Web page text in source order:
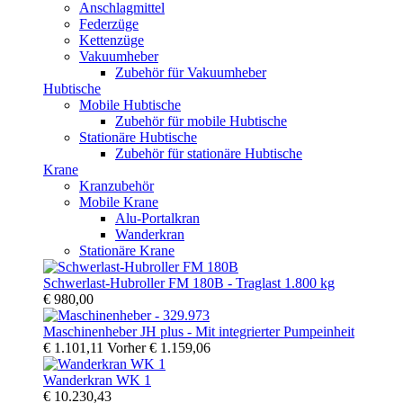
Anschlagmittel
Federzüge
Kettenzüge
Vakuumheber
Zubehör für Vakuumheber
Hubtische
Mobile Hubtische
Zubehör für mobile Hubtische
Stationäre Hubtische
Zubehör für stationäre Hubtische
Krane
Kranzubehör
Mobile Krane
Alu-Portalkran
Wanderkran
Stationäre Krane
Schwerlast-Hubroller FM 180B - Traglast 1.800 kg
€ 980,00
Maschinenheber JH plus - Mit integrierter Pumpeinheit
€ 1.101,11 Vorher€ 1.159,06
Wanderkran WK 1
€ 10.230,43